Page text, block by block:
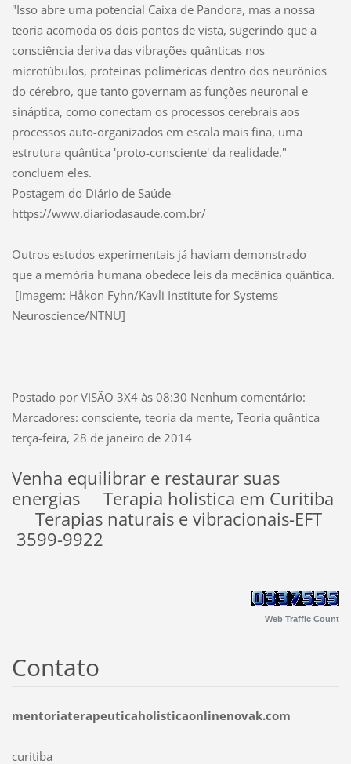
"Isso abre uma potencial Caixa de Pandora, mas a nossa
teoria acomoda os dois pontos de vista, sugerindo que a
consciência deriva das vibrações quânticas nos
microtúbulos, proteínas poliméricas dentro dos neurônios
do cérebro, que tanto governam as funções neuronal e
sináptica, como conectam os processos cerebrais aos
processos auto-organizados em escala mais fina, uma
estrutura quântica 'proto-consciente' da realidade,"
concluem eles.
Postagem do Diário de Saúde-
https://www.diariodasaude.com.br/
Outros estudos experimentais já haviam demonstrado
que a memória humana obedece leis da mecânica quântica.
[Imagem: Håkon Fyhn/Kavli Institute for Systems
Neuroscience/NTNU]
Postado por VISÃO 3X4 às 08:30 Nenhum comentário:
Marcadores: consciente, teoria da mente, Teoria quântica
terça-feira, 28 de janeiro de 2014
Venha equilibrar e restaurar suas
energias Terapia holistica em Curitiba
Terapias naturais e vibracionais-EFT
3599-9922
Web Traffic Count
Contato
mentoriaterapeuticaholisticaonlinenovak.com
curitiba